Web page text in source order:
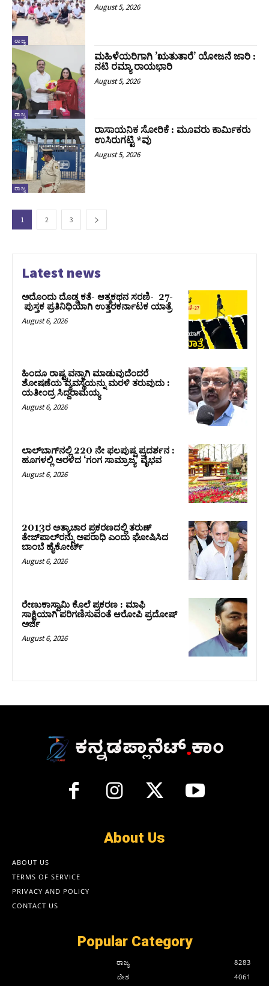
ರಾಜ್ಯ
August 5, 2026
ರಾಜ್ಯ
ಮಹಿಳೆಯರಿಗಾಗಿ ʼಋತುತಾರೆʼ ಯೋಜನೆ ಜಾರಿ :
ನಟಿ ರಮ್ಯಾ ರಾಯಭಾರಿ
August 5, 2026
ರಾಜ್ಯ
ರಾಸಾಯನಿಕ ಸೋರಿಕೆ : ಮೂವರು ಕಾರ್ಮಿಕರು
ಉಸಿರುಗಟ್ಟಿ *ವು
August 5, 2026
1 2 3
Latest news
ಅದೊಂದು ದೊಡ್ಡ ಕತೆ- ಆತ್ಮಕಥನ ಸರಣಿ- 27-
ಪುಸ್ತಕ ಪ್ರತಿನಿಧಿಯಾಗಿ ಉತ್ತರಕರ್ನಾಟಕ ಯಾತ್ರೆ
August 6, 2026
ಹಿಂದೂ ರಾಷ್ಟ್ರವನ್ನಾಗಿ ಮಾಡುವುದೆಂದರೆ
ಶೋಷಣೆಯ ವ್ಯವಸ್ಥೆಯನ್ನು ಮರಳಿ ತರುವುದು :
ಯತೀಂದ್ರ ಸಿದ್ದರಾಮಯ್ಯ
August 6, 2026
ಲಾಲ್‍ಬಾಗ್‍ನಲ್ಲಿ 220 ನೇ ಫಲಪುಷ್ಪ ಪ್ರದರ್ಶನ :
ಹೂಗಳಲ್ಲಿ ಅರಳಿದ ‘ಗಂಗ ಸಾಮ್ರಾಜ್ಯ’ ವೈಭವ
August 6, 2026
2013ರ ಅತ್ಯಾಚಾರ ಪ್ರಕರಣದಲ್ಲಿ ತರುಣ್
ತೇಜ್‌ಪಾಲ್‌ರನ್ನು ಅಪರಾಧಿ ಎಂದು ಘೋಷಿಸಿದ
ಬಾಂಬೆ ಹೈಕೋರ್ಟ್
August 6, 2026
ರೇಣುಕಾಸ್ವಾಮಿ ಕೊಲೆ ಪ್ರಕರಣ : ಮಾಫಿ
ಸಾಕ್ಷಿಯಾಗಿ ಪರಿಗಣಿಸುವಂತೆ ಆರೋಪಿ ಪ್ರದೋಷ್‌
ಅರ್ಜಿ
August 6, 2026
About Us
ABOUT US
TERMS OF SERVICE
PRIVACY AND POLICY
CONTACT US
Popular Category
ರಾಜ್ಯ
8283
ದೇಶ
4061